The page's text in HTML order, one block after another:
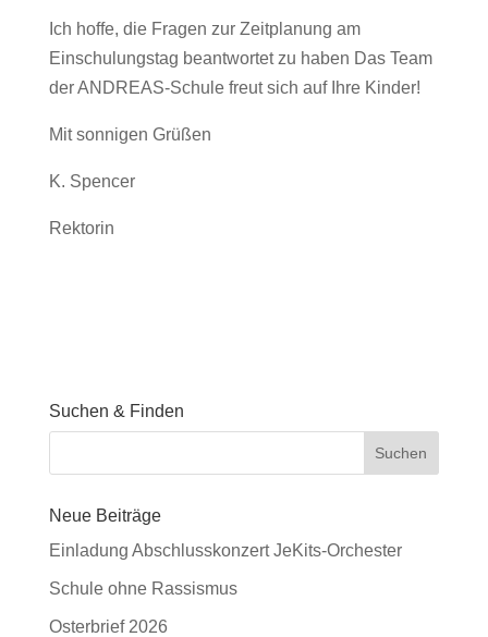
Ich hoffe, die Fragen zur Zeitplanung am
Einschulungstag beantwortet zu haben Das Team
der ANDREAS-Schule freut sich auf Ihre Kinder!
Mit sonnigen Grüßen
K. Spencer
Rektorin
Suchen & Finden
Neue Beiträge
Einladung Abschlusskonzert JeKits-Orchester
Schule ohne Rassismus
Osterbrief 2026